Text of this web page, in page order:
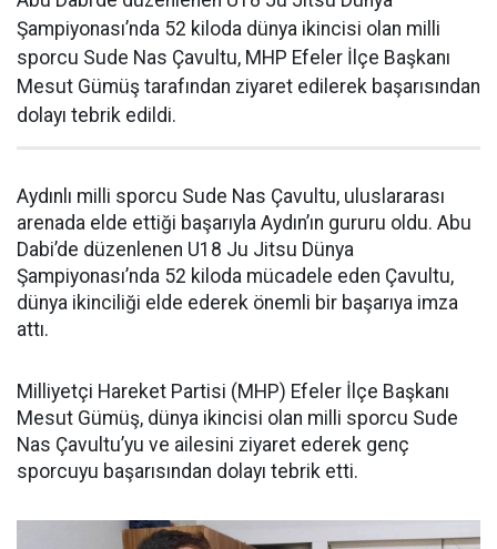
Şampiyonası’nda 52 kiloda dünya ikincisi olan milli
sporcu Sude Nas Çavultu, MHP Efeler İlçe Başkanı
Mesut Gümüş tarafından ziyaret edilerek başarısından
dolayı tebrik edildi.
Aydınlı milli sporcu Sude Nas Çavultu, uluslararası
arenada elde ettiği başarıyla Aydın’ın gururu oldu. Abu
Dabi’de düzenlenen U18 Ju Jitsu Dünya
Şampiyonası’nda 52 kiloda mücadele eden Çavultu,
dünya ikinciliği elde ederek önemli bir başarıya imza
attı.
Milliyetçi Hareket Partisi (MHP) Efeler İlçe Başkanı
Mesut Gümüş, dünya ikincisi olan milli sporcu Sude
Nas Çavultu’yu ve ailesini ziyaret ederek genç
sporcuyu başarısından dolayı tebrik etti.